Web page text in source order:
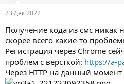
23 Дек 2022
Получение кода из смс никак
скорее всего какие-то
Регистрация через Chrome
проблем с версткой: https://a-
Через HTTP на данный момент